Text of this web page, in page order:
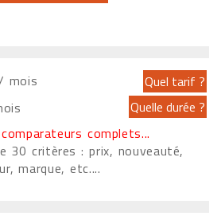
mois
complets...
30 critères : prix, nouveauté,
marque, etc....